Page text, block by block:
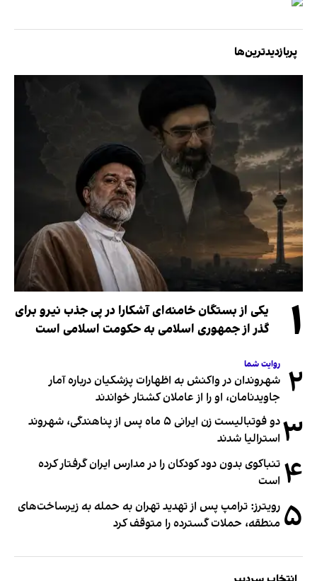
پربازدیدترین‌ها
۱
یکی از بستگان خامنه‌ای آشکارا در پی جذب نیرو برای
گذر از جمهوری اسلامی به حکومت اسلامی است
۲ روایت شما
شهروندان در واکنش به اظهارات پزشکیان درباره آمار
جاویدنامان، او را از عاملان کشتار خواندند
۳
دو فوتبالیست زن ایرانی ۵ ماه پس از پناهندگی، شهروند
استرالیا شدند
۴ تنباکوی بدون دود کودکان را در مدارس ایران گرفتار کرده
است
۵ رویترز: ترامپ پس از تهدید تهران به حمله به زیرساخت‌های
منطقه، حملات گسترده را متوقف کرد